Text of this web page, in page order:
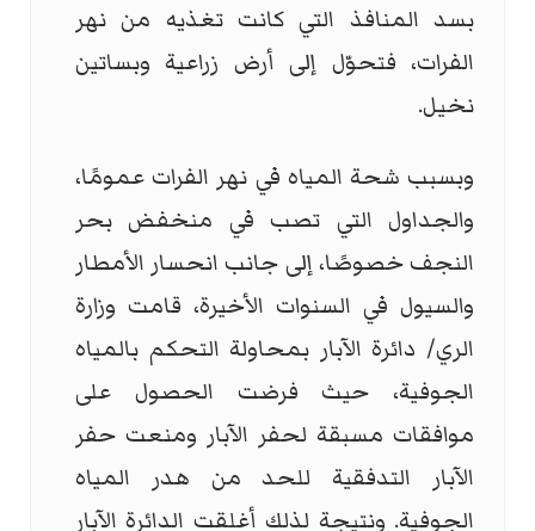
بسد المنافذ التي كانت تغذيه من نهر
الفرات، فتحوّل إلى أرض زراعية وبساتين
نخيل.
وبسبب شحة المياه في نهر الفرات عمومًا،
والجداول التي تصب في منخفض بحر
النجف خصوصًا، إلى جانب انحسار الأمطار
والسيول في السنوات الأخيرة، قامت وزارة
الري/ دائرة الآبار بمحاولة التحكم بالمياه
الجوفية، حيث فرضت الحصول على
موافقات مسبقة لحفر الآبار ومنعت حفر
الآبار التدفقية للحد من هدر المياه
الجوفية. ونتيجة لذلك أغلقت الدائرة الآبار